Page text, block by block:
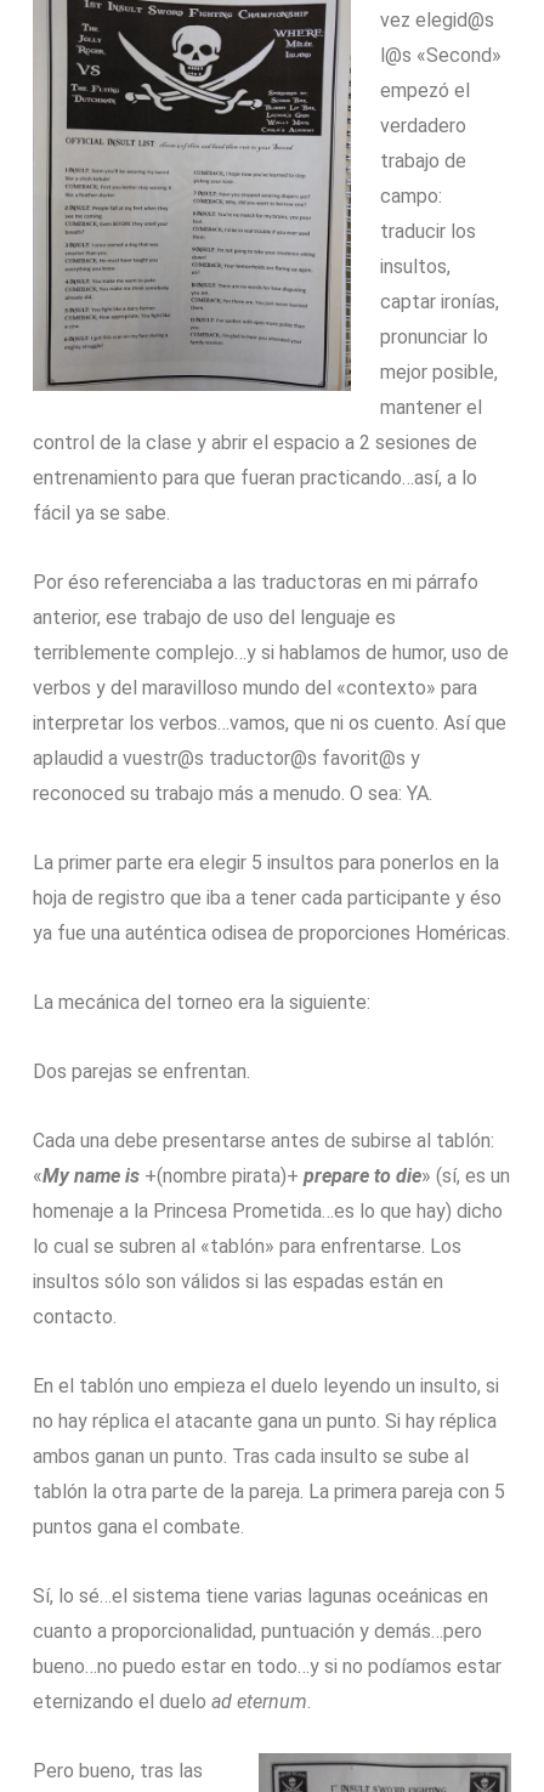
vez elegid@s
l@s «Second»
empezó el
verdadero
trabajo de
campo:
traducir los
insultos,
captar ironías,
pronunciar lo
mejor posible,
mantener el
control de la clase y abrir el espacio a 2 sesiones de
entrenamiento para que fueran practicando…así, a lo
fácil ya se sabe.
Por éso referenciaba a las traductoras en mi párrafo
anterior, ese trabajo de uso del lenguaje es
terriblemente complejo…y si hablamos de humor, uso de
verbos y del maravilloso mundo del «contexto» para
interpretar los verbos…vamos, que ni os cuento. Así que
aplaudid a vuestr@s traductor@s favorit@s y
reconoced su trabajo más a menudo. O sea: YA.
La primer parte era elegir 5 insultos para ponerlos en la
hoja de registro que iba a tener cada participante y éso
ya fue una auténtica odisea de proporciones Homéricas.
La mecánica del torneo era la siguiente:
Dos parejas se enfrentan.
Cada una debe presentarse antes de subirse al tablón:
«My name is +(nombre pirata)+prepare to die» (sí, es un
homenaje a la Princesa Prometida…es lo que hay) dicho
lo cual se subren al «tablón» para enfrentarse. Los
insultos sólo son válidos si las espadas están en
contacto.
En el tablón uno empieza el duelo leyendo un insulto, si
no hay réplica el atacante gana un punto. Si hay réplica
ambos ganan un punto. Tras cada insulto se sube al
tablón la otra parte de la pareja. La primera pareja con 5
puntos gana el combate.
Sí, lo sé…el sistema tiene varias lagunas oceánicas en
cuanto a proporcionalidad, puntuación y demás…pero
bueno…no puedo estar en todo…y si no podíamos estar
eternizando el dueload eternum
Pero bueno, tras las